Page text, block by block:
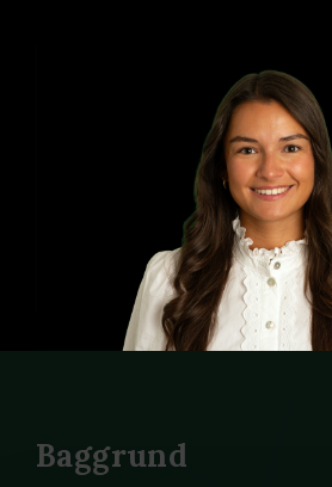
Baggrund